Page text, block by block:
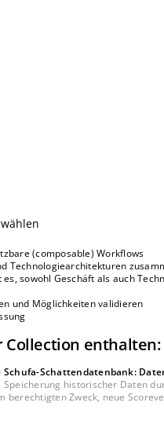
(composable) Workflows
Technologiearchitekturen
es, sowohl Geschäft als auch
und Möglichkeiten validieren
Collection enthalten:
Schufa-Schattendatenbank:
der Kreditwirtschaft?
Speicherung historischer Daten
berechtigten Zweck, neue